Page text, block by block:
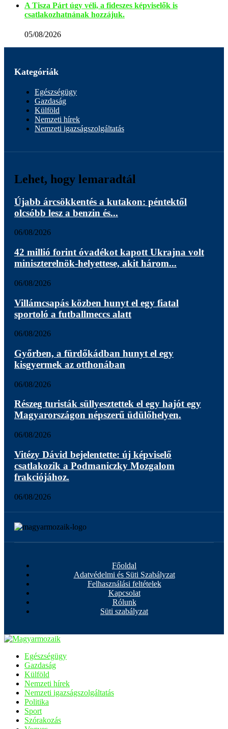
A Tisza Párt úgy véli, a fideszes képviselők is
csatlakozhatnának hozzájuk.
05/08/2026
Kategóriák
Egészségügy
Gazdaság
Külföld
Nemzeti hírek
Nemzeti igazságszolgáltatás
Lehet, hogy lemaradtál
Újabb árcsökkentés a kutakon: péntektől
olcsóbb lesz a benzin és...
06/08/2026
42 millió forint óvadékot kapott Ukrajna volt
miniszterelnök-helyettese, akit három...
06/08/2026
Villámcsapás közben hunyt el egy fiatal
sportoló a futballmeccs alatt
06/08/2026
Győrben, a fürdőkádban hunyt el egy
kisgyermek az otthonában
06/08/2026
Részeg turisták süllyesztettek el egy hajót egy
Magyarországon népszerű üdülőhelyen.
06/08/2026
Vitézy Dávid bejelentette: új képviselő
csatlakozik a Podmaniczky Mozgalom
frakciójához.
06/08/2026
Főoldal
Adatvédelmi és Süti Szabályzat
Felhasználási feltételek
Kapcsolat
Rólunk
Süti szabályzat
Egészségügy
Gazdaság
Külföld
Nemzeti hírek
Nemzeti igazságszolgáltatás
Politika
Sport
Szórakozás